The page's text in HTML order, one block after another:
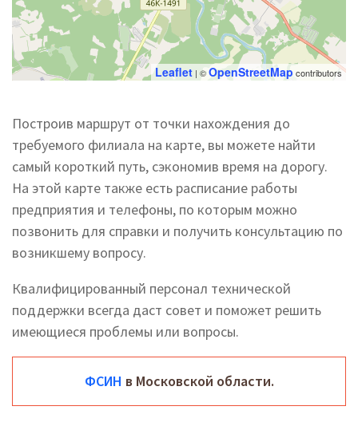
Leaflet | ©OpenStreetMap contributors
Построив маршрут от точки нахождения до
требуемого филиала на карте, вы можете найти
самый короткий путь, сэкономив время на дорогу.
На этой карте также есть расписание работы
предприятия и телефоны, по которым можно
позвонить для справки и получить консультацию по
возникшему вопросу.
Квалифицированный персонал технической
поддержки всегда даст совет и поможет решить
имеющиеся проблемы или вопросы.
ФСИН в Московской области.